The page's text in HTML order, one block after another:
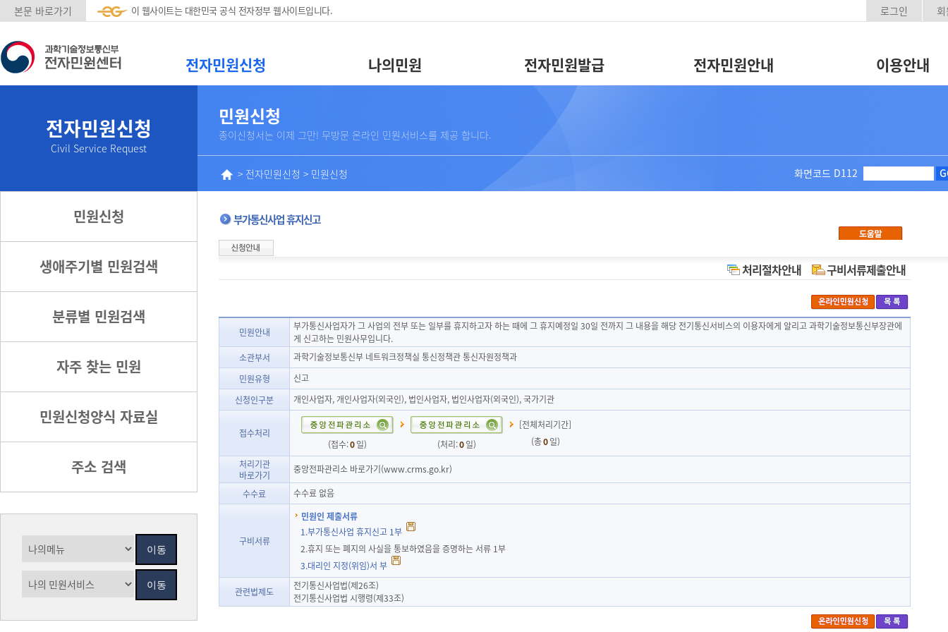
본문 바로가기 이 웹사이트는 대한민국 공식 전자정부 웹사이트입니다. 로그인
전자민원신청 나의민원 전자민원발급 전자민원안내 이용안내
전자민원신청
Civil Service Request
민원신청
생애주기별 민원검색
분류별 민원검색
자주 찾는 민원
민원신청양식 자료실
주소 검색
민원신청
종이신청서는 이제 그만! 무방문 온라인 민원서비스를 제공 합니다.
> 전자민원신청 > 민원신청 화면코드 D112
부가통신사업 휴지신고
처리절차안내 구비서류제출안내
민원안내
부가통신사업자가 그 사업의 전부 또는 일부를 휴지하고자 하는 때에 그 휴지예정일 30일 전까지 그 내용을 해당 전기통신서비스의 이용자에게 알리고 과학기술정보통신부장관에
게 신고하는 민원사무입니다.
소관부서
과학기술정보통신부 네트워크정책실 통신정책관 통신자원정책과
민원유형
신고
신청인구분
개인사업자, 개인사업자(외국인), 법인사업자, 법인사업자(외국인), 국가기관
접수처리
(접수:0 일) (처리:0 일)
[전체처리기간]
(총0 일)
처리기관
바로가기
중앙전파관리소 바로가기(www.crms.go.kr)
수수료 수수료 없음
구비서류
민원인 제출서류
1.부가통신사업 휴지신고 1부
2.휴지 또는 폐지의 사실을 통보하였음을 증명하는 서류 1부
3.대리인 지정(위임)서 부
관련법제도
전기통신사업법(제26조)
전기통신사업법 시행령(제33조)